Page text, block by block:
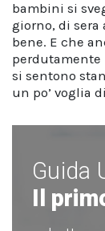
bambini si
giorno, di sera
bene. E che
perdutamente
si sentono
un po’ voglia
Guida
Il